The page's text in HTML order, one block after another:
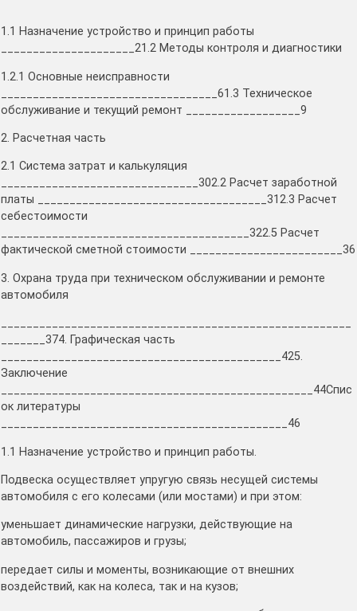
1.1 Назначение устройство и принцип работы
_____________________21.2 Методы контроля и диагностики
1.2.1 Основные неисправности
__________________________________61.3 Техническое
обслуживание и текущий ремонт __________________9
2. Расчетная часть
2.1 Система затрат и калькуляция
_______________________________302.2 Расчет заработной
платы ____________________________________312.3 Расчет
себестоимости
_______________________________________322.5 Расчет
фактической сметной стоимости ________________________36
3. Охрана труда при техническом обслуживании и ремонте
автомобиля
_______374. Графическая часть
____________________________________________425.
Заключение
_________________________________________________44Спис
ок литературы
_____________________________________________46
1.1 Назначение устройство и принцип работы.
Подвеска осуществляет упругую связь несущей системы
автомобиля с его колесами (или мостами) и при этом:
уменьшает динамические нагрузки, действующие на
автомобиль, пассажиров и грузы;
передает силы и моменты, возникающие от внешних
воздействий, как на колеса, так и на кузов;